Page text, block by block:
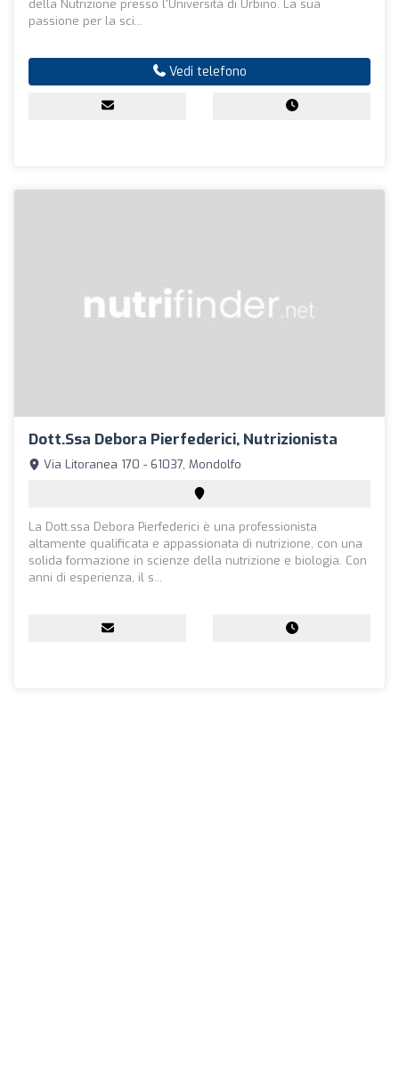
della Nutrizione presso l'Università di Urbino. La sua
passione per la sci...
Vedi telefono
Dott.ssa Debora Pierfederici, Nutrizionista
Via Litoranea 170 - 61037, Mondolfo
La Dott.ssa Debora Pierfederici è una professionista
altamente qualificata e appassionata di nutrizione, con una
solida formazione in scienze della nutrizione e biologia. Con
anni di esperienza, il s...